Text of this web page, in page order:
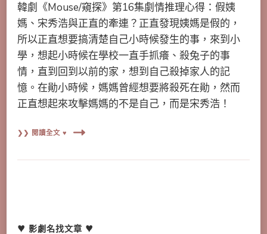
韓劇《Mouse/窺探》第16集劇情推理心得：假姨
媽、宋秀浩與正直的牽連？正直發現姨媽是假的，
所以正直想要搞清楚自己小時候發生的事，來到小
學，想起小時候在學校一直手抓癢、殺兔子的事
情，直到回到以前的家，想到自己殺掉家人的記
憶。在勛小時候，媽媽曾經想要將殺死在勛，然而
正直想起來攻擊媽媽的不是自己，而是宋秀浩！
❯❯ 閱讀全文 ♥
♥ 影劇名找文章 ♥